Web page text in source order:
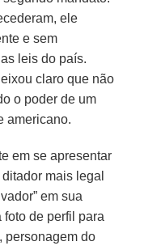
ele
e sem
leis do país.
claro que não
o poder de um
americano.
em se apresentar
ditador mais legal
em sua
foto de perfil para
personagem do